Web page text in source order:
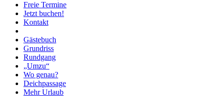
Freie Termine
Jetzt buchen!
Kontakt
Gästebuch
Grundriss
Rundgang
„Umzu“
Wo genau?
Deichpassage
Mehr Urlaub